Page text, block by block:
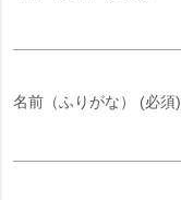
名前（ふりがな） (必須)